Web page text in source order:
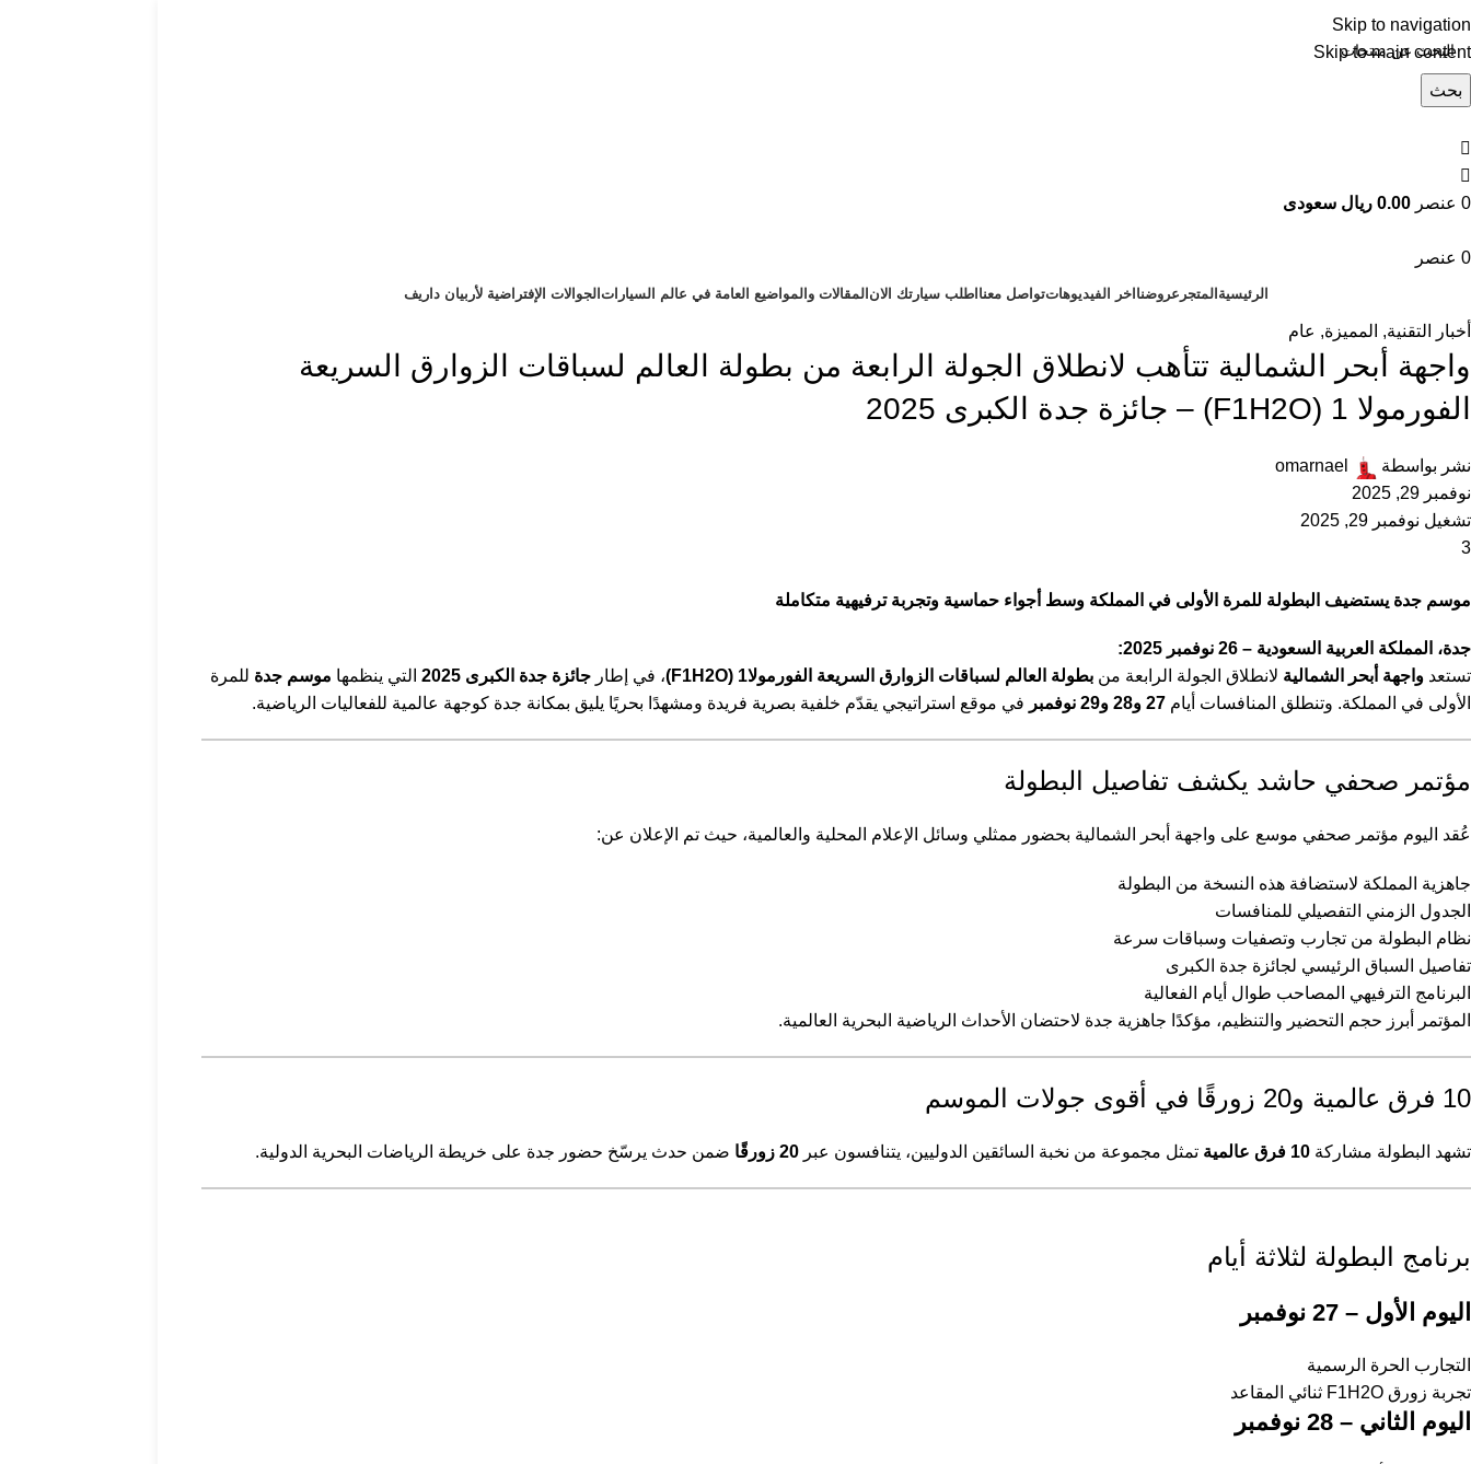
Skip to navigation
Skip to main content
بحث
0 عنصر 0.00 ريال سعودى
0 عنصر
الرئيسية المتجر عروضنا اخر الفيديوهاتتواصل معنا اطلب سيارتك الان المقالات والمواضيع العامة في عالم السيارات الجوالات الإفتراضية لأربيان داريف
أخبار التقنية, المميزة, عام
واجهة أبحر الشمالية تتأهب لانطلاق الجولة الرابعة من بطولة العالم لسباقات الزوارق السريعة
الفورمولا 1 (F1H2O) – جائزة جدة الكبرى 2025
نشر بواسطة
omarnael
نوفمبر 29, 2025
تشغيل نوفمبر 29, 2025
3
موسم جدة يستضيف البطولة للمرة الأولى في المملكة وسط أجواء حماسية وتجربة ترفيهية متكاملة
جدة، المملكة العربية السعودية – 26 نوفمبر 2025:
تستعد واجهة أبحر الشمالية لانطلاق الجولة الرابعة من بطولة العالم لسباقات الزوارق السريعة الفورمولا1 (F1H2O) ، في إطار جائزة جدة الكبرى 2025 التي ينظمها موسم جدة للمرة
الأولى في المملكة. وتنطلق المنافسات أيام 27 و28 و29 نوفمبر في موقع استراتيجي يقدّم خلفية بصرية فريدة ومشهدًا بحريًا يليق بمكانة جدة كوجهة عالمية للفعاليات الرياضية.
مؤتمر صحفي حاشد يكشف تفاصيل البطولة
عُقد اليوم مؤتمر صحفي موسع على واجهة أبحر الشمالية بحضور ممثلي وسائل الإعلام المحلية والعالمية، حيث تم الإعلان عن:
جاهزية المملكة لاستضافة هذه النسخة من البطولة
الجدول الزمني التفصيلي للمنافسات
نظام البطولة من تجارب وتصفيات وسباقات سرعة
تفاصيل السباق الرئيسي لجائزة جدة الكبرى
البرنامج الترفيهي المصاحب طوال أيام الفعالية
المؤتمر أبرز حجم التحضير والتنظيم، مؤكدًا جاهزية جدة لاحتضان الأحداث الرياضية البحرية العالمية.
10 فرق عالمية و20 زورقًا في أقوى جولات الموسم
تشهد البطولة مشاركة 10 فرق عالمية تمثل مجموعة من نخبة السائقين الدوليين، يتنافسون عبر 20 زورقًا ضمن حدث يرسّخ حضور جدة على خريطة الرياضات البحرية الدولية.
برنامج البطولة لثلاثة أيام
اليوم الأول – 27 نوفمبر
التجارب الحرة الرسمية
تجربة زورق F1H2O ثنائي المقاعد
اليوم الثاني – 28 نوفمبر